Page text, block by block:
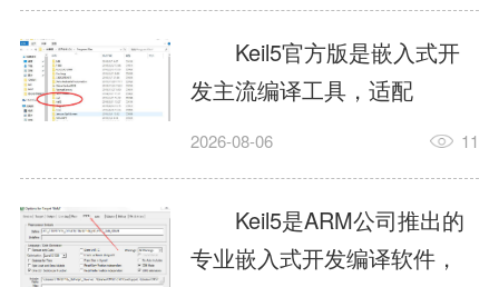
AgentSkill，就是给AI大脑装
上的一双机械手，它真的能
解决很多问题。1什么是
AgentSkillSkill指...
力，代码编译稳定，调试工
具成熟，大量开源项目基于
该平台开发。新项目需要单
独下载对应芯片支持包，新
手配置难度较高，正版商业
授权费用不菲，未授权版本
存在程序容量限制，适合硬
Keil5官方版是嵌入式开
发主流编译工具，适配
STM32、51单片机等多款芯
在线调试、代码仿真，兼容
众多厂商芯片安装包。软件
需要手动添加器件库，初次
2026-08-06 11
Keil5是ARM公司推出的
专业嵌入式开发编译软件，